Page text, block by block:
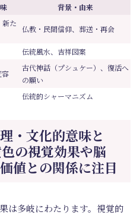
背景・由来
新た
仏教・民間信仰、葬送・再会
伝統風水、吉祥図案
容
古代神話（プシュケー）、復活へ
の願い
伝統的シャーマニズム
・文化的意味と
の視覚効果や脳
値との関係に注目
は多岐にわたります。視覚的